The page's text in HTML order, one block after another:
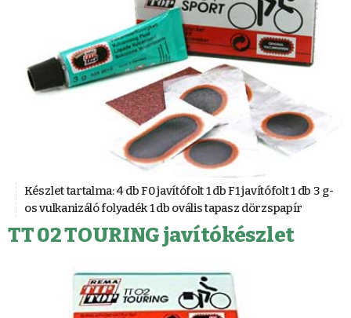
Készlet tartalma: 4 db F0 javítófolt 1 db F1 javítófolt 1 db 3 g-
os vulkanizáló folyadék 1 db ovális tapasz dörzspapír
TT 02 TOURING javítókészlet